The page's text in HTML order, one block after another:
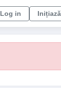
Log in